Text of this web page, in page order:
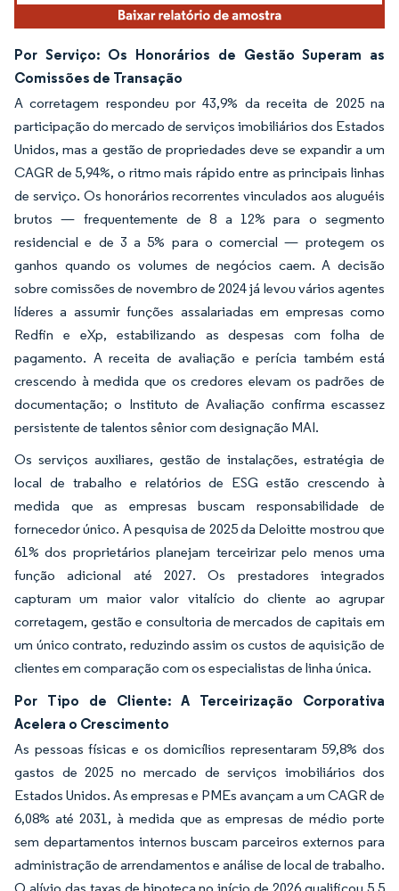
Por Serviço: Os Honorários de Gestão Superam as
Comissões de Transação
A corretagem respondeu por 43,9% da receita de 2025 na
participação do mercado de serviços imobiliários dos Estados
Unidos, mas a gestão de propriedades deve se expandir a um
CAGR de 5,94%, o ritmo mais rápido entre as principais linhas
de serviço. Os honorários recorrentes vinculados aos aluguéis
brutos — frequentemente de 8 a 12% para o segmento
residencial e de 3 a 5% para o comercial — protegem os
ganhos quando os volumes de negócios caem. A decisão
sobre comissões de novembro de 2024 já levou vários agentes
líderes a assumir funções assalariadas em empresas como
Redfin e eXp, estabilizando as despesas com folha de
pagamento. A receita de avaliação e perícia também está
crescendo à medida que os credores elevam os padrões de
documentação; o Instituto de Avaliação confirma escassez
persistente de talentos sênior com designação MAI.
Os serviços auxiliares, gestão de instalações, estratégia de
local de trabalho e relatórios de ESG estão crescendo à
medida que as empresas buscam responsabilidade de
fornecedor único. A pesquisa de 2025 da Deloitte mostrou que
61% dos proprietários planejam terceirizar pelo menos uma
função adicional até 2027. Os prestadores integrados
capturam um maior valor vitalício do cliente ao agrupar
corretagem, gestão e consultoria de mercados de capitais em
um único contrato, reduzindo assim os custos de aquisição de
clientes em comparação com os especialistas de linha única.
Por Tipo de Cliente: A Terceirização Corporativa
Acelera o Crescimento
As pessoas físicas e os domicílios representaram 59,8% dos
gastos de 2025 no mercado de serviços imobiliários dos
Estados Unidos. As empresas e PMEs avançam a um CAGR de
6,08% até 2031, à medida que as empresas de médio porte
sem departamentos internos buscam parceiros externos para
administração de arrendamentos e análise de local de trabalho.